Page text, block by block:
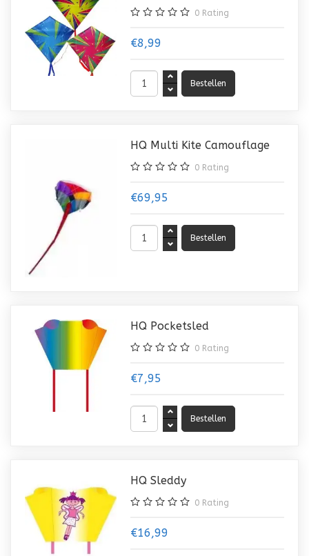
0 Rating
€8,99
HQ Multi Kite Camouflage
0 Rating
€69,95
HQ Pocketsled
0 Rating
€7,95
HQ Sleddy
0 Rating
€16,99